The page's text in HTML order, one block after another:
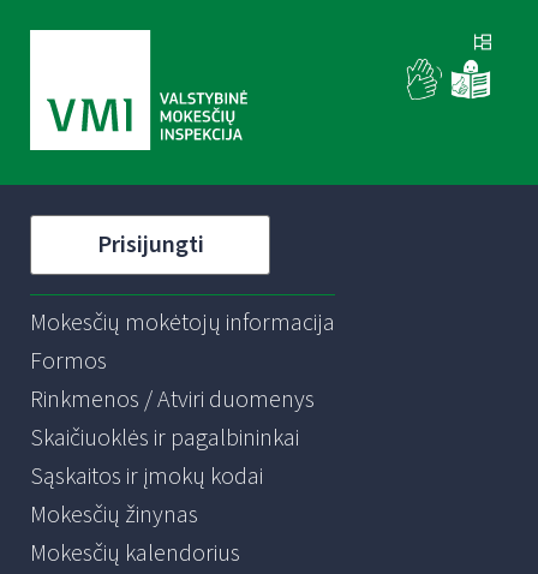
Prisijungti
Mokesčių mokėtojų informacija
Formos
Rinkmenos / Atviri duomenys
Skaičiuoklės ir pagalbininkai
Sąskaitos ir įmokų kodai
Mokesčių žinynas
Mokesčių kalendorius